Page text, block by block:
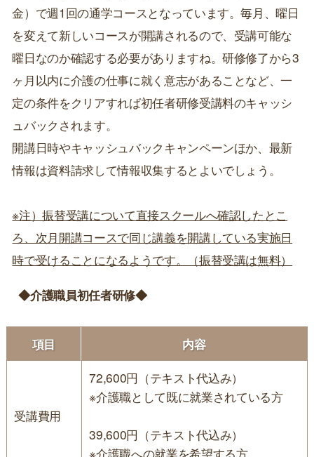
金）で週1回の通学コースとなっています。毎月、曜日
を変えて新しいコースが開講されるので、受講可能な
曜日なのか確認する必要がありますね。研修修了から3
ヶ月以内に介護の仕事に就く意志があることなど、一
定の条件をクリアすれば初任者研修受講料のキャッシ
ュバックされます。
開講日時やキャッシュバックキャンペーンほか、最新
情報は資料請求して情報収集するとよいでしょう。
※注）振替受講について直接スクールへ確認したとこ
ろ、次月開講コースで同じ講義を開講している実施日
時で受けることになるようです。（振替受講は無料）
◆介護職員初任者研修◆
項目 内容
受講費用
72,600円（テキスト代込み）
※介護職として既に就業されている方
39,600円（テキスト代込み）
※介護職への就業を希望する方